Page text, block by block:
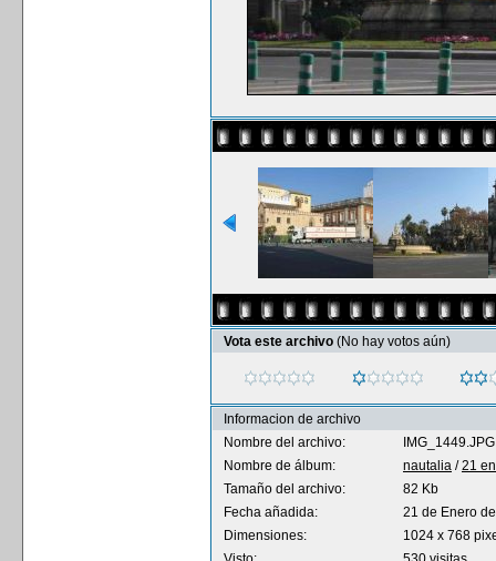
Vota este archivo (No hay votos aún)
Informacion de archivo
Nombre del archivo:
IMG_1449.JPG
Nombre de álbum:
nautalia /21
Tamaño del archivo:
82 Kb
Fecha añadida:
21 de Enero
Dimensiones:
1024 x 768